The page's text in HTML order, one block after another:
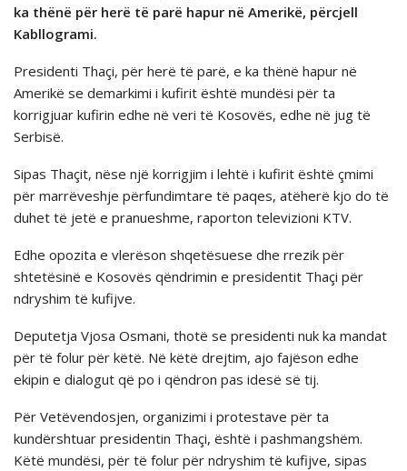
ka thënë për herë të parë hapur në Amerikë, përcjell
Kabllogrami.
Presidenti Thaçi, për herë të parë, e ka thënë hapur në
Amerikë se demarkimi i kufirit është mundësi për ta
korrigjuar kufirin edhe në veri të Kosovës, edhe në jug të
Serbisë.
Sipas Thaçit, nëse një korrigjim i lehtë i kufirit është çmimi
për marrëveshje përfundimtare të paqes, atëherë kjo do të
duhet të jetë e pranueshme, raporton televizioni KTV.
Edhe opozita e vlerëson shqetësuese dhe rrezik për
shtetësinë e Kosovës qëndrimin e presidentit Thaçi për
ndryshim të kufijve.
Deputetja Vjosa Osmani, thotë se presidenti nuk ka mandat
për të folur për këtë. Në këtë drejtim, ajo fajëson edhe
ekipin e dialogut që po i qëndron pas idesë së tij.
Për Vetëvendosjen, organizimi i protestave për ta
kundërshtuar presidentin Thaçi, është i pashmangshëm.
Këtë mundësi, për të folur për ndryshim të kufijve, sipas